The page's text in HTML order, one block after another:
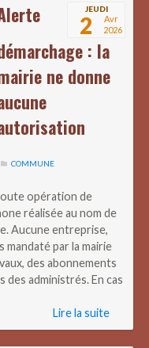
JEUDI
2
Avr
2026
: la
ne donne
COMMUNE
opération de
réalisée au nom de
Aucune entreprise,
mandaté par la mairie
des abonnements
administrés. En cas
Lire la suite